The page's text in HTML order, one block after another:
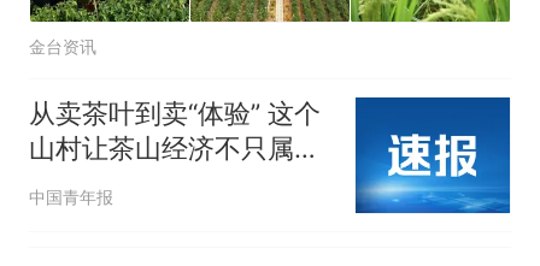
金台资讯
从卖茶叶到卖“体验” 这个
山村让茶山经济不只属于
春天
中国青年报